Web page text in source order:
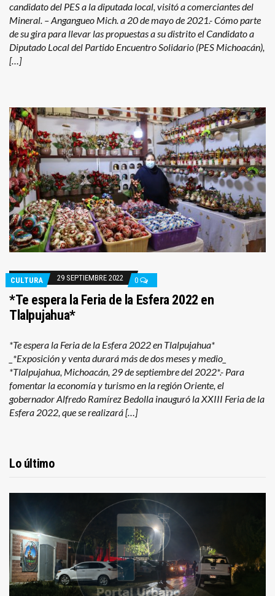
candidato del PES a la diputada local, visitó a comerciantes del
Mineral. – Angangueo Mich. a 20 de mayo de 2021.- Cómo parte
de su gira para llevar las propuestas a su distrito el Candidato a
Diputado Local del Partido Encuentro Solidario (PES Michoacán),
[…]
CULTURA 29 SEPTIEMBRE 2022 0
*Te espera la Feria de la Esfera 2022 en
Tlalpujahua*
*Te espera la Feria de la Esfera 2022 en Tlalpujahua*
_*Exposición y venta durará más de dos meses y medio_
*Tlalpujahua, Michoacán, 29 de septiembre del 2022*.- Para
fomentar la economía y turismo en la región Oriente, el
gobernador Alfredo Ramírez Bedolla inauguró la XXIII Feria de la
Esfera 2022, que se realizará […]
Lo último